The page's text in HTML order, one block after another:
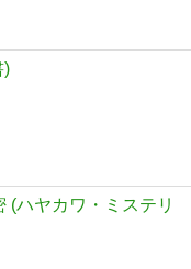
)
(ハヤカワ・ミステリ